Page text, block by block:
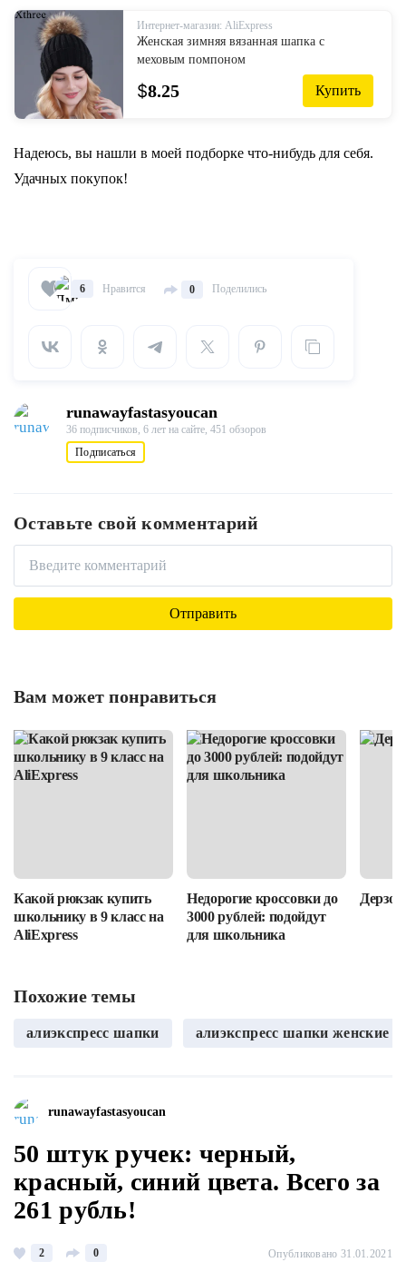
Интернет-магазин: AliExpress
Женская зимняя вязанная шапка с
меховым помпоном
$8.25 Купить
Надеюсь, вы нашли в моей подборке что-нибудь для себя.
Удачных покупок!
6 Нравится 0 Поделились
runawayfastasyoucan
36 подписчиков, 6 лет на сайте, 451 обзоров
Подписаться
Оставьте свой комментарий
Вам может понравиться
Какой рюкзак купить
школьнику в 9 класс на
AliExpress
Недорогие кроссовки до
3000 рублей: подойдут
для школьника
Похожие темы
алиэкспресс шапки алиэкспресс шапки женские
runawayfastasyoucan
50 штук ручек: черный,
красный, синий цвета. Всего за
261 рубль!
2 0 Опубликовано 31.01.2021